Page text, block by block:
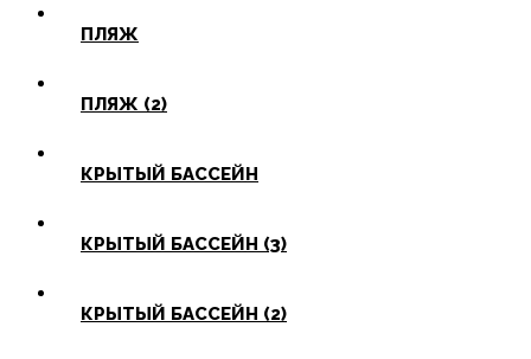
ПЛЯЖ
ПЛЯЖ (2)
КРЫТЫЙ БАССЕЙН
КРЫТЫЙ БАССЕЙН (3)
КРЫТЫЙ БАССЕЙН (2)